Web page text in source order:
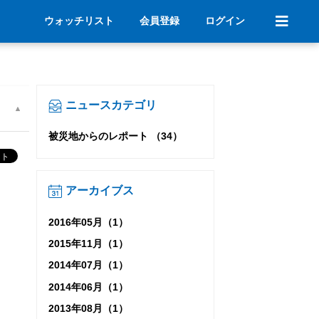
ウォッチリスト 会員登録 ログイン
ニュースカテゴリ
被災地からのレポート （34）
アーカイブス
2016年05月（1）
2015年11月（1）
2014年07月（1）
2014年06月（1）
2013年08月（1）